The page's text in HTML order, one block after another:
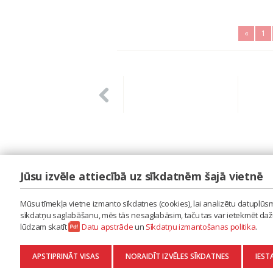
« 1
LAIPA
ES RADU MŪZIKU
AKTUALITĀTES
KONTAKTI
SĪKDATŅU IZMANTOŠANAS POLITIKA
DATU APSTRĀDE
Jūsu izvēle attiecībā uz sīkdatnēm šajā vietnē
Mūsu tīmekļa vietne izmanto sīkdatnes (cookies), lai analizētu
sīkdatņu saglabāšanu, mēs tās nesaglabāsim, taču tas var ietekmēt
lūdzam skatīt
Datu apstrādeun Sīkdatņu izmantošanas politika.
APSTIPRINĀT VISAS NORAIDĪT IZVĒLES SĪKDATNES